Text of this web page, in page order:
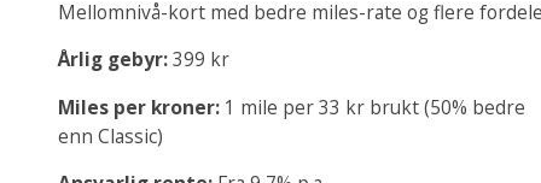
Mellomnivå-kort med bedre miles-rate og flere
Årlig gebyr:399 kr
Miles per kroner: 1 mile per 33 kr brukt (50% bedre
enn Classic)